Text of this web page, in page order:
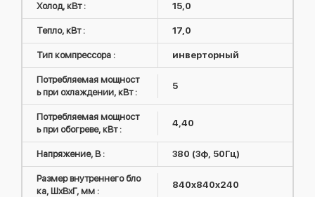
Холод, кВт : 15,0
Тепло, кВт : 17,0
Тип компрессора : инверторный
Потребляемая мощност
ь при охлаждении, кВт :
5
Потребляемая мощност
ь при обогреве, кВт :
4,40
Напряжение, В : 380 (3ф, 50Гц)
Размер внутреннего бло
ка, ШxВxГ, мм :
840x840x240